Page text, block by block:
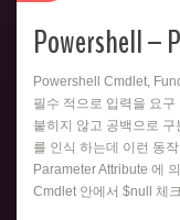
Powershell –
Powershell Cmdlet,
필수 적으로 입력을 요
붙히지 않고 공백으로
를 인식 하는데 이런 동
Parameter Attribute 에
Cmdlet 안에서 $null 체